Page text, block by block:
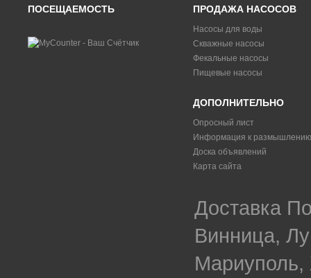
ПОСЕЩАЕМОСТЬ ПРОДАЖА НАСОСОВ
Насосы для воды
Скважные насосы
Фекальные насосы
Пищевые насосы
ДОПОЛНИТЕЛЬНО
Опросный лист
Информация к размышлению
Доска объявлений
Карта сайта
Доставка
Винница,